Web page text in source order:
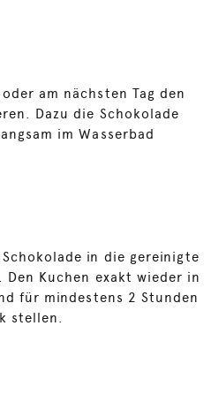
am nächsten Tag den
Dazu die Schokolade
im Wasserbad
in die gereinigte
Kuchen exakt wieder in
für mindestens 2 Stunden
stellen.